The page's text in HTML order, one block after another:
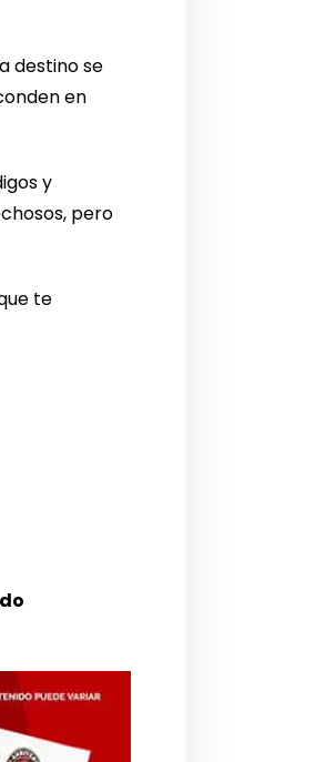
destino se
en
y
pero
te